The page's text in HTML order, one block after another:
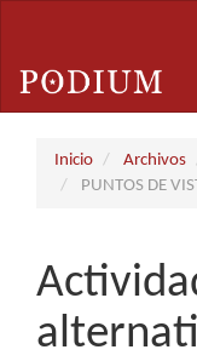
principal
Barra
Inicio Archivos
PUNTOS DE